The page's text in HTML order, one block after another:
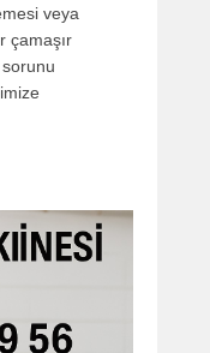
veya
çamaşır